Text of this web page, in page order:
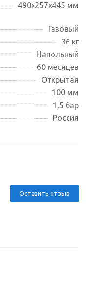
490х257х445 мм
Газовый
36 кг
Напольный
60 месяцев
Открытая
100 мм
1,5 бар
Россия
Оставить отзыв